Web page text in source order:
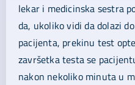
lekar i medicinska sestra
da, ukoliko vidi da dolazi
pacijenta, prekinu test
završetka testa se
nakon nekoliko minuta u